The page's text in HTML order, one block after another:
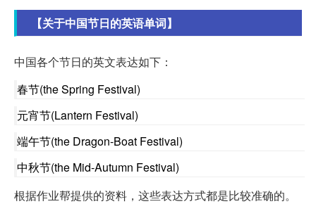
【关于中国节日的英语单词】
中国各个节日的英文表达如下：
春节(the Spring Festival)
元宵节(Lantern Festival)
端午节(the Dragon-Boat Festival)
中秋节(the Mid-Autumn Festival)
根据作业帮提供的资料，这些表达方式都是比较准确的。